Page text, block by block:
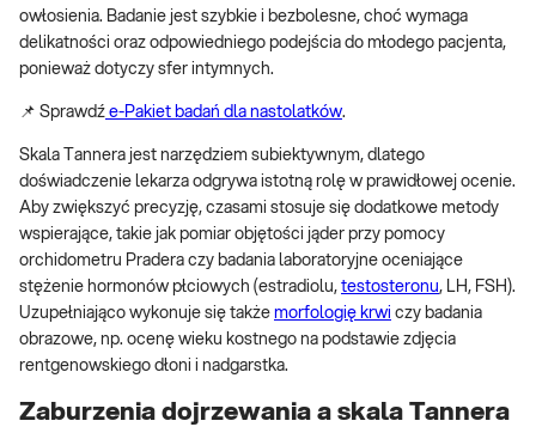
owłosienia. Badanie jest szybkie i bezbolesne, choć wymaga
delikatności oraz odpowiedniego podejścia do młodego pacjenta,
ponieważ dotyczy sfer intymnych.
📌 Sprawdź e-Pakiet badań dla nastolatków.
Skala Tannera jest narzędziem subiektywnym, dlatego
doświadczenie lekarza odgrywa istotną rolę w prawidłowej ocenie.
Aby zwiększyć precyzję, czasami stosuje się dodatkowe metody
wspierające, takie jak pomiar objętości jąder przy pomocy
orchidometru Pradera czy badania laboratoryjne oceniające
stężenie hormonów płciowych (estradiolu, testosteronu, LH, FSH).
Uzupełniająco wykonuje się także morfologię krwi czy badania
obrazowe, np. ocenę wieku kostnego na podstawie zdjęcia
rentgenowskiego dłoni i nadgarstka.
Zaburzenia dojrzewania a skala Tannera